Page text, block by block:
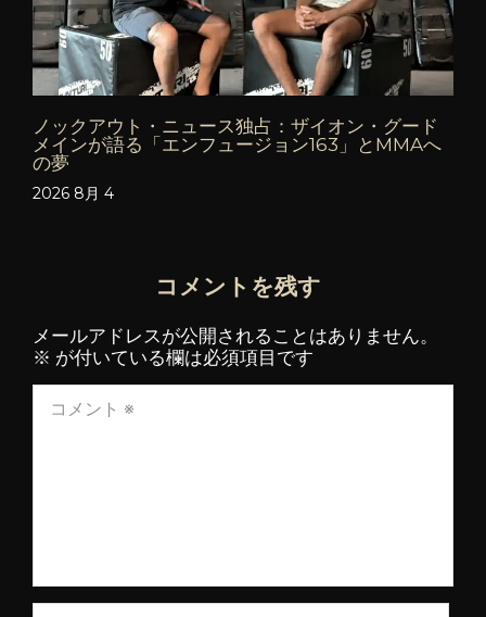
ノックアウト・ニュース独占：ザイオン・グード
メインが語る「エンフュージョン163」とMMAへ
の夢
2026 8月 4
コメントを残す
メールアドレスが公開されることはありません。
※ が付いている欄は必須項目です